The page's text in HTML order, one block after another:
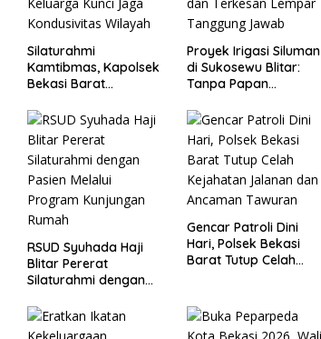
Silaturahmi
Kamtibmas, Kapolsek
Bekasi Barat
dan Keluarga Kunci
Jaga Kondusivitas
Wilayah
Proyek Irigasi Siluman
di Sukosewu Blitar:
Tanpa Papan
dan Terkesan Lempar
Tanggung Jawab
RSUD Syuhada Haji
Blitar Pererat
Silaturahmi dengan
Program Kunjungan
Rumah
Gencar Patroli Dini
Hari, Polsek Bekasi
Barat Tutup Celah
Tawuran